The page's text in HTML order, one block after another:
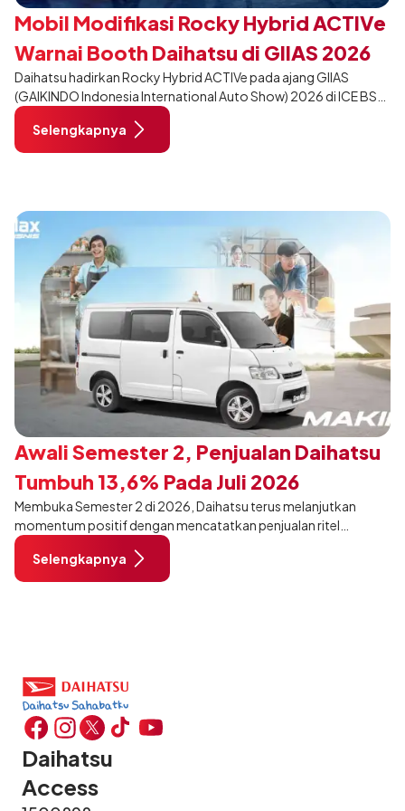
Mobil Modifikasi Rocky Hybrid ACTIVe
Warnai Booth Daihatsu di GIIAS 2026
Daihatsu hadirkan Rocky Hybrid ACTIVe pada ajang GIIAS
(GAIKINDO Indonesia International Auto Show) 2026 di ICE BSD
City, Tangerang. Terdapat 2 unit Rocky Hybrid yang
dimodifikasi untuk menghadirkan sarana inspirasi bagi
pengunjung mendukung gaya hidup yang aktif.
Selengkapnya
Awali Semester 2, Penjualan Daihatsu
Tumbuh 13,6% Pada Juli 2026
Membuka Semester 2 di 2026, Daihatsu terus melanjutkan
momentum positif dengan mencatatkan penjualan ritel
sebanyak 12.750 unit pada Juli 2026. Capaian tersebut tumbuh
13,6% dibandingkan periode yang sama tahun lalu sebanyak
11.220 unit, dan tetap stabil dibandingkan bulan Juni 2026 lalu.
Selengkapnya
Daihatsu
Access